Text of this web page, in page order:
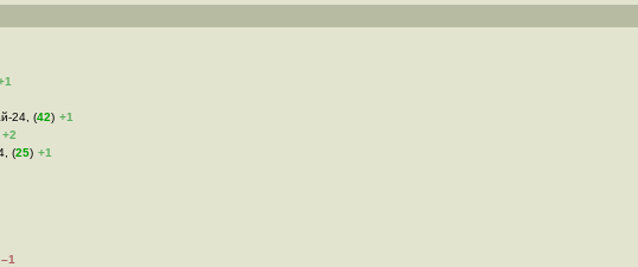
24, (42) +1
+2
(25) +1
–1